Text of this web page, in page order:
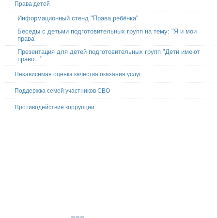
Права детей
Информационный стенд "Права ребёнка"
Беседы с детьми подготовительных групп на тему: "Я и мои
права"
Презентация для детей подготовительных групп "Дети имеют
право..."
Независимая оценка качества оказания услуг
Поддержка семей участников СВО
Противодействие коррупции